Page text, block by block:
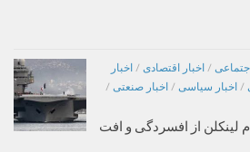
/ اخبار اقتصادی / اخبار
/ اخبار سیاسی / اخبار صنعتی /
لینکلن از افسردگی و افت